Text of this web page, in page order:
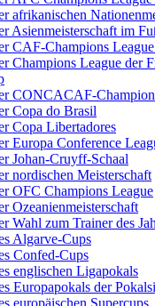
afrikanischen
Asienmeisterschaft im
CAF-Champions
Champions League der
CONCACAF-
Copa do Brasil
Copa Libertadores
Europa Conference
Johan-Cruyff-Schaal
nordischen Meisterschaft
OFC Champions League
Ozeanienmeisterschaft
Wahl zum Trainer des
Algarve-Cups
Confed-Cups
englischen Ligapokals
Europapokals der
europäischen Supercups